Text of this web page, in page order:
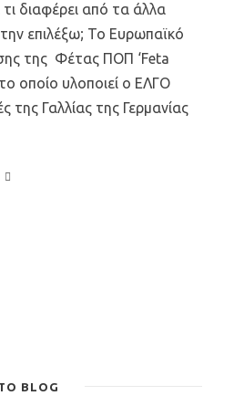
διαφέρει από τα άλλα
την επιλέξω; Το Ευρωπαϊκό
της Φέτας ΠΟΠ ‘Feta
οποίο υλοποιεί ο ΕΛΓΟ
Γαλλίας της Γερμανίας
BLOG